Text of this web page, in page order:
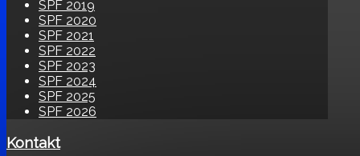
SPF 2019
SPF 2020
SPF 2021
SPF 2022
SPF 2023
SPF 2024
SPF 2025
SPF 2026
Kontakt